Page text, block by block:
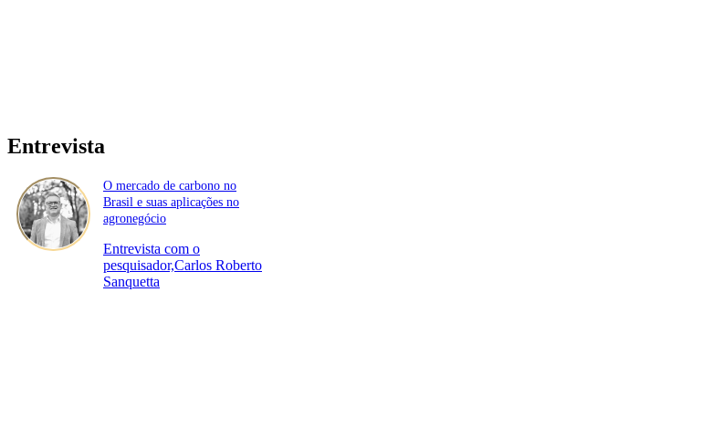
Entrevista
O mercado de carbono no
Brasil e suas aplicações no
agronegócio
Entrevista com o
pesquisador,Carlos Roberto
Sanquetta